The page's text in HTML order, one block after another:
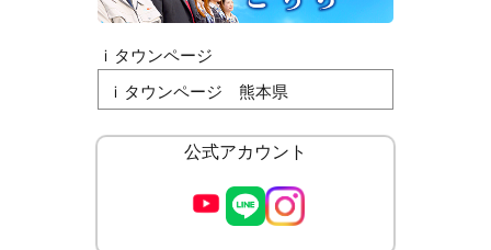
ｉタウンページ
ｉタウンページ 熊本県
公式アカウント